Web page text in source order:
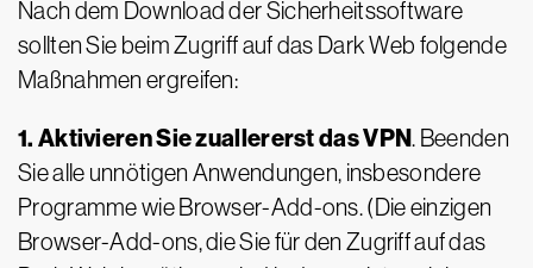
Nach dem Download der Sicherheitssoftware
sollten Sie beim Zugriff auf das Dark Web folgende
Maßnahmen ergreifen:
1. Aktivieren Sie zuallererst das VPN. Beenden
Sie alle unnötigen Anwendungen, insbesondere
Programme wie Browser-Add-ons. (Die einzigen
Browser-Add-ons, die Sie für den Zugriff auf das